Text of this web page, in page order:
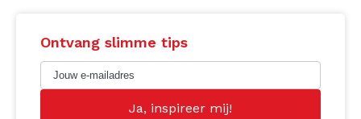
Ontvang slimme tips